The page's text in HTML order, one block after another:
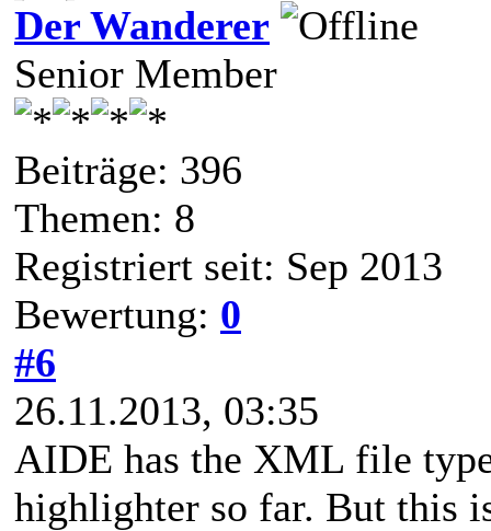
Der Wanderer
Senior Member
Beiträge: 396
Themen: 8
Registriert seit: Sep 2013
Bewertung: 0
#6
26.11.2013, 03:35
AIDE has the XML file
highlighter so far. But this